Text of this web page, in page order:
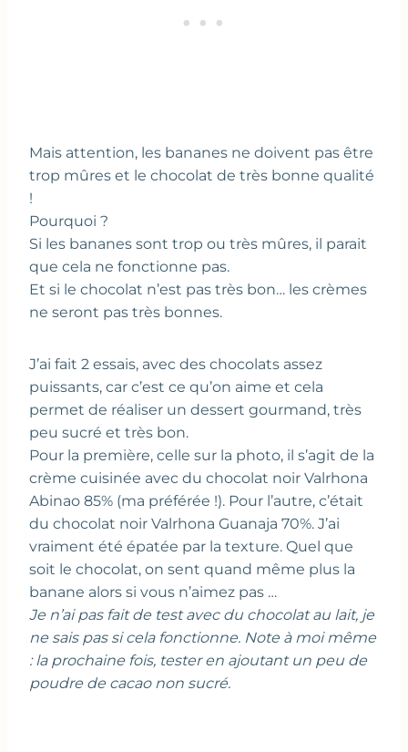
Mais attention, les bananes ne doivent pas être
trop mûres et le chocolat de très bonne qualité
!
Pourquoi ?
Si les bananes sont trop ou très mûres, il parait
que cela ne fonctionne pas.
Et si le chocolat n’est pas très bon… les crèmes
ne seront pas très bonnes.
J’ai fait 2 essais, avec des chocolats assez
puissants, car c’est ce qu’on aime et cela
permet de réaliser un dessert gourmand, très
peu sucré et très bon.
Pour la première, celle sur la photo, il s’agit de la
crème cuisinée avec du chocolat noir Valrhona
Abinao 85% (ma préférée !). Pour l’autre, c’était
du chocolat noir Valrhona Guanaja 70%. J’ai
vraiment été épatée par la texture. Quel que
soit le chocolat, on sent quand même plus la
banane alors si vous n’aimez pas …
Je n’ai pas fait de test avec du chocolat au lait, je
ne sais pas si cela fonctionne. Note à moi même
: la prochaine fois, tester en ajoutant un peu de
poudre de cacao non sucré.